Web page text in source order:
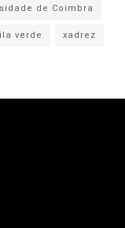
de Coimbra
verde xadrez